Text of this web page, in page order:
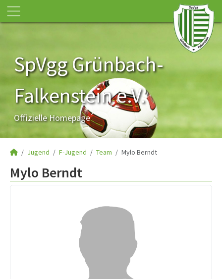
SpVgg Grünbach-
Falkenstein e.V.
Offizielle Homepage
Jugend F-Jugend Team Mylo Berndt
Mylo Berndt